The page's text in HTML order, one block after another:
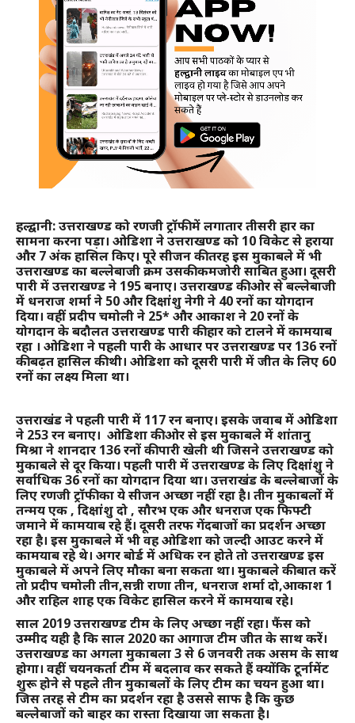
हल्द्वानी: उत्तराखण्ड को रणजी ट्रॉफी में लगातार तीसरी हार का
सामना करना पड़ा। ओडिशा ने उत्तराखण्ड को 10 विकेट से हराया
और 7 अंक हासिल किए। पूरे सीजन की तरह इस मुकाबले में भी
उत्तराखण्ड का बल्लेबाजी क्रम उसकी कमजोरी साबित हुआ। दूसरी
पारी में उत्तराखण्ड ने 195 बनाए। उत्तराखण्ड की ओर से बल्लेबाजी
में धनराज शर्मा ने 50 और दिक्षांशु नेगी ने 40 रनों का योगदान
दिया। वहीं प्रदीप चमोली ने 25* और आकाश ने 20 रनों के
योगदान के बदौलत उत्तराखण्ड पारी की हार को टालने में कामयाब
रहा । ओडिशा ने पहली पारी के आधार पर उत्तराखण्ड पर 136 रनों
की बढ़त हासिल की थी। ओडिशा को दूसरी पारी में जीत के लिए 60
रनों का लक्ष्य मिला था।
उत्तराखंड ने पहली पारी में 117 रन बनाए। इसके जवाब में ओडिशा
ने 253 रन बनाए। ओडिशा की ओर से इस मुकाबले में शांतानु
मिश्रा ने शानदार 136 रनों की पारी खेली थी जिसने उत्तराखण्ड को
मुकाबले से दूर किया। पहली पारी में उत्तराखण्ड के लिए दिक्षांशु ने
सर्वाधिक 36 रनों का योगदान दिया था। उत्तराखंड के बल्लेबाजों के
लिए रणजी ट्रॉफी का ये सीजन अच्छा नहीं रहा है। तीन मुकाबलों में
तन्मय एक , दिक्षांशु दो , सौरभ एक और धनराज एक फिफ्टी
जमाने में कामयाब रहे हैं। दूसरी तरफ गेंदबाजों का प्रदर्शन अच्छा
रहा है। इस मुकाबले में भी वह ओडिशा को जल्दी आउट करने में
कामयाब रहे थे। अगर बोर्ड में अधिक रन होते तो उत्तराखण्ड इस
मुकाबले में अपने लिए मौका बना सकता था। मुकाबले की बात करें
तो प्रदीप चमोली तीन,सन्नी राणा तीन, धनराज शर्मा दो,आकाश 1
और राहिल शाह एक विकेट हासिल करने में कामयाब रहे।
साल 2019 उत्तराखण्ड टीम के लिए अच्छा नहीं रहा। फैंस को
उम्मीद यही है कि साल 2020 का आगाज टीम जीत के साथ करें।
उत्तराखण्ड का अगला मुकाबला 3 से 6 जनवरी तक असम के साथ
होगा। वहीं चयनकर्ता टीम में बदलाव कर सकते हैं क्योंकि टूर्नामेंट
शुरू होने से पहले तीन मुकाबलों के लिए टीम का चयन हुआ था।
जिस तरह से टीम का प्रदर्शन रहा है उससे साफ है कि कुछ
बल्लेबाजों को बाहर का रास्ता दिखाया जा सकता है।